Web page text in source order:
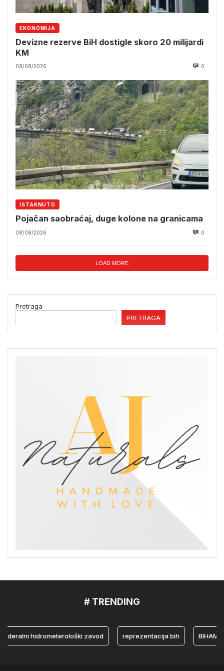
EKONOMIJA
Devizne rezerve BiH dostigle skoro 20 milijardi
KM
08/08/2026 0
ISTAKNUTO
Pojačan saobraćaj, duge kolone na granicama
08/08/2026 0
LOAD MORE
Pretraga
PRETRAGA
# TRENDING
hidrometerološki zavod reprezentacija bih BIHAMK